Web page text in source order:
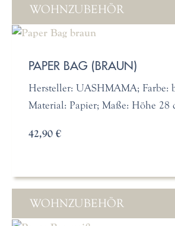
WOHNZUBEHÖR
PAPER BAG (BRAUN)
Hersteller: UASHMAMA; Farbe:
Material: Papier; Maße: Höhe 28
42,90 €
WOHNZUBEHÖR